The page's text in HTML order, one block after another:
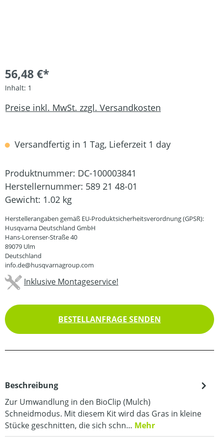
56,48 €*
Inhalt: 1
Preise inkl. MwSt. zzgl. Versandkosten
Versandfertig in 1 Tag, Lieferzeit 1 day
Produktnummer: DC-100003841
Herstellernummer: 589 21 48-01
Gewicht: 1.02 kg
Herstellerangaben gemäß EU-Produktsicherheitsverordnung (GPSR):
Husqvarna Deutschland GmbH
Hans-Lorenser-Straße 40
89079 Ulm
Deutschland
info.de@husqvarnagroup.com
Inklusive Montageservice!
BESTELLANFRAGE SENDEN
Beschreibung
Zur Umwandlung in den BioClip (Mulch)
Schneidmodus. Mit diesem Kit wird das Gras in kleine
Stücke geschnitten, die sich schn… Mehr